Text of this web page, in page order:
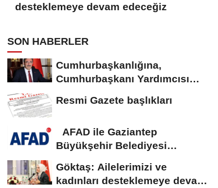
desteklemeye devam edeceğiz
SON HABERLER
Cumhurbaşkanlığına,
Cumhurbaşkanı Yardımcısı
Resmi Gazete başlıkları
AFAD ile Gaziantep
Büyükşehir Belediyesi
Göktaş: Ailelerimizi ve
kadınları desteklemeye devam